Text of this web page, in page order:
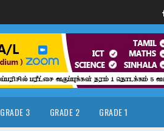
GRADE 3 GRADE 2 GRADE 1